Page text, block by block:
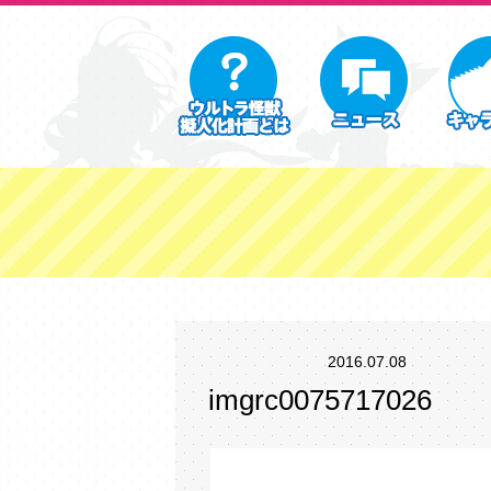
2016.07.08
imgrc0075717026